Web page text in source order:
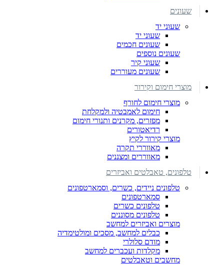
שעונים
שעוני יד
שעוני יד
שעונים חכמים
שעונים נוספים
שעוני קיר
שעונים מעוררים
מוצרי חימום וקירור
מוצרי חימום לחורף
חימום לאמבטיה ולמקלחת
מפזרים, מקרנים ותנורי חימום
רדיאטורים
מוצרי קירור לקיץ
מאווררי תקרה
מאווררים ומצננים
טלפונים, טאבלטים ואביזרים
טלפונים ניידים, כשרים, וסמארטפונים
סמארטפונים
טלפונים כשרים
טלפונים מסוננים
מוצרים ואביזרים למחשב
כבלים למחשב, מסכים ומולטימדיה
מודם סלולרי
מקלדות ועכברים למחשב
מחשבים וטאבלטים